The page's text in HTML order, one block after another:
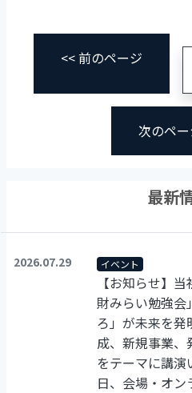
<< 前のページ
次のペ
最新
2026.07.29 イベント
【お知らせ】
財みらい勉強会
ろ」が未来を
成、新規事業、
をテーマに講
日、会場・オン